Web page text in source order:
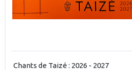
Chants de Taizé : 2026 - 2027